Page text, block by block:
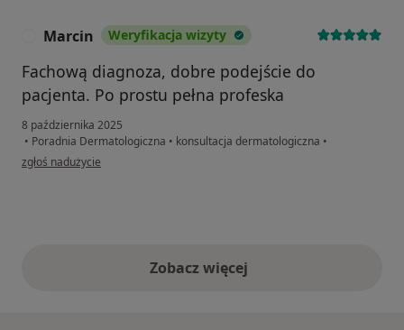
Marcin Weryfikacja wizyty
Fachową diagnoza, dobre podejście do
pacjenta. Po prostu pełna profeska
8 października 2025
• Poradnia Dermatologiczna • konsultacja dermatologiczna •
w opinii użytkownika Marcin
zgłoś nadużycie
Zobacz więcejopinie powyżej